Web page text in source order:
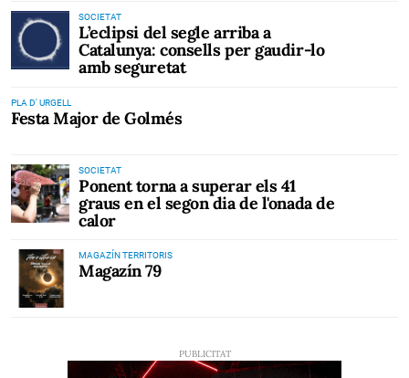
SOCIETAT
L’eclipsi del segle arriba a
Catalunya: consells per gaudir-lo
amb seguretat
PLA D' URGELL
Festa Major de Golmés
SOCIETAT
Ponent torna a superar els 41
graus en el segon dia de l'onada de
calor
MAGAZÍN TERRITORIS
Magazín 79